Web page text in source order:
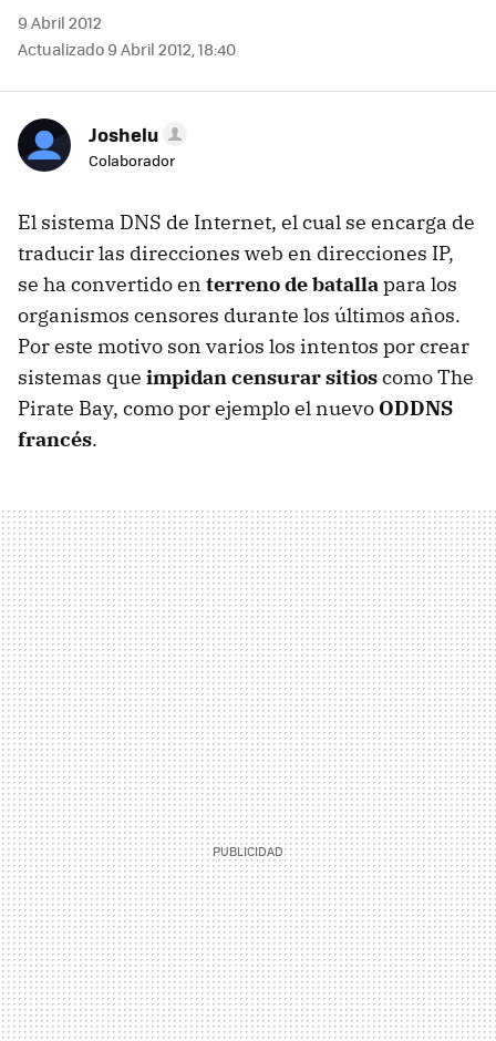
9 Abril 2012
Actualizado 9 Abril 2012, 18:40
Joshelu
Colaborador
El sistema DNS de Internet, el cual se encarga de
traducir las direcciones web en direcciones IP,
se ha convertido en terreno de batallapara los
organismos censores durante los últimos años.
Por este motivo son varios los intentos por crear
sistemas que impidan censurar sitioscomo The
Pirate Bay, como por ejemplo el nuevo ODDNS
francés.